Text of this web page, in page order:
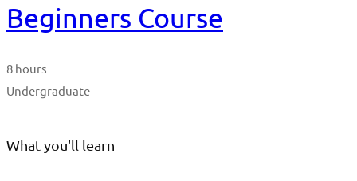
Beginners Course
8 hours
Undergraduate
What you'll learn